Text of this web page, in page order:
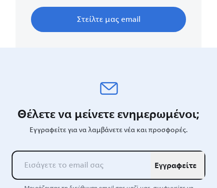
Στείλτε μας email
Θέλετε να μείνετε ενημερωμένοι;
Εγγραφείτε για να λαμβάνετε νέα και προσφορές.
Εγγραφείτε